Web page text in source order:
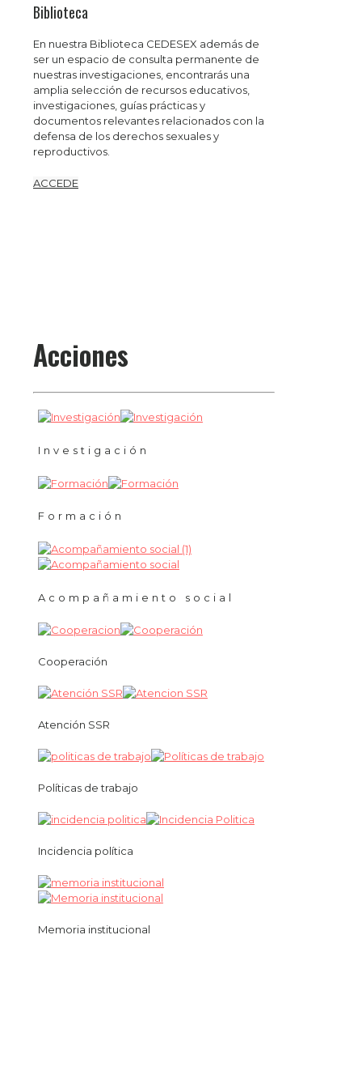
Biblioteca
En nuestra Biblioteca CEDESEX además de
ser un espacio de consulta permanente de
nuestras investigaciones, encontrarás una
amplia selección de recursos educativos,
investigaciones, guías prácticas y
documentos relevantes relacionados con la
defensa de los derechos sexuales y
reproductivos.
ACCEDE
Acciones
Investigación
Formación
Acompañamiento social
Cooperación
Atención SSR
Políticas de trabajo
Incidencia política
Memoria institucional